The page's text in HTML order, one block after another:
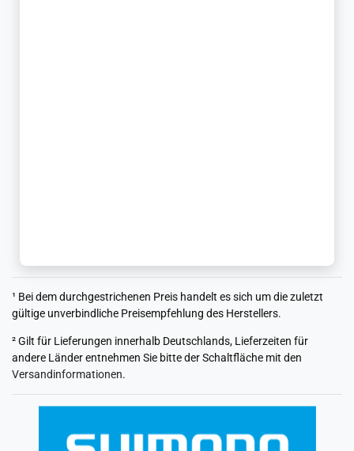
¹ Bei dem durchgestrichenen Preis handelt es sich um die zuletzt
gültige unverbindliche Preisempfehlung des Herstellers.
² Gilt für Lieferungen innerhalb Deutschlands, Lieferzeiten für
andere Länder entnehmen Sie bitte der Schaltfläche mit den
Versandinformationen.